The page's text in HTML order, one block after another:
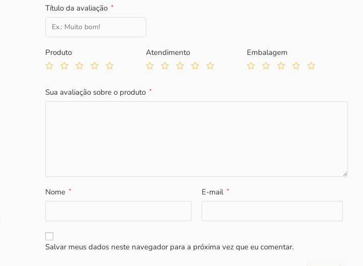
Título da avaliação *
Produto Atendimento Embalagem
Sua avaliação sobre o produto *
Nome * E-mail *
Salvar meus dados neste navegador para a próxima vez que eu comentar.